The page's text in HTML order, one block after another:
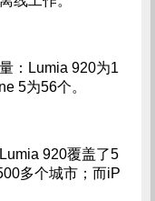
：Lumia 920为1
5为56个。
920覆盖了5
多个城市；而iP